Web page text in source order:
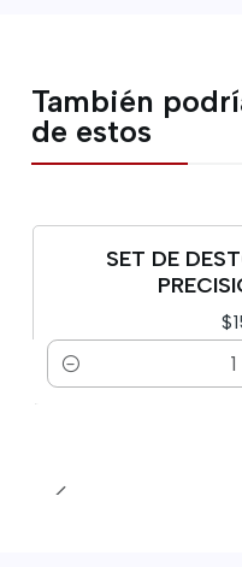
También
de estos
SET DE
Cantidad